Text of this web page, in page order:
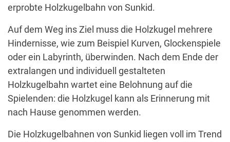
erprobte Holzkugelbahn von Sunkid.
Auf dem Weg ins Ziel muss die Holzkugel mehrere
Hindernisse, wie zum Beispiel Kurven, Glockenspiele
oder ein Labyrinth, überwinden. Nach dem Ende der
extralangen und individuell gestalteten
Holzkugelbahn wartet eine Belohnung auf die
Spielenden: die Holzkugel kann als Erinnerung mit
nach Hause genommen werden.
Die Holzkugelbahnen von Sunkid liegen voll im Trend